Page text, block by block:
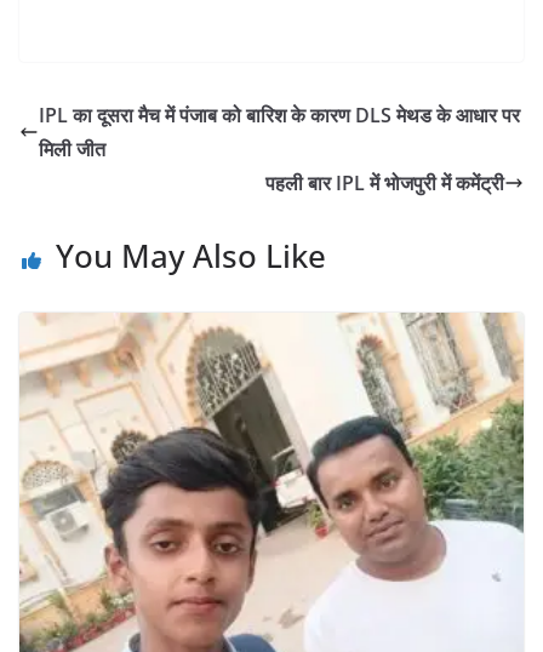
board 10th result 2024
क़रीब 6 साल के बाद इस बार
काफ़ी अच्छा रिजल्ट…
IPL का दूसरा मैच में पंजाब को बारिश के कारण DLS मेथड के आधार पर
मिली जीत
पहली बार IPL में भोजपुरी में कमेंट्री
You May Also Like